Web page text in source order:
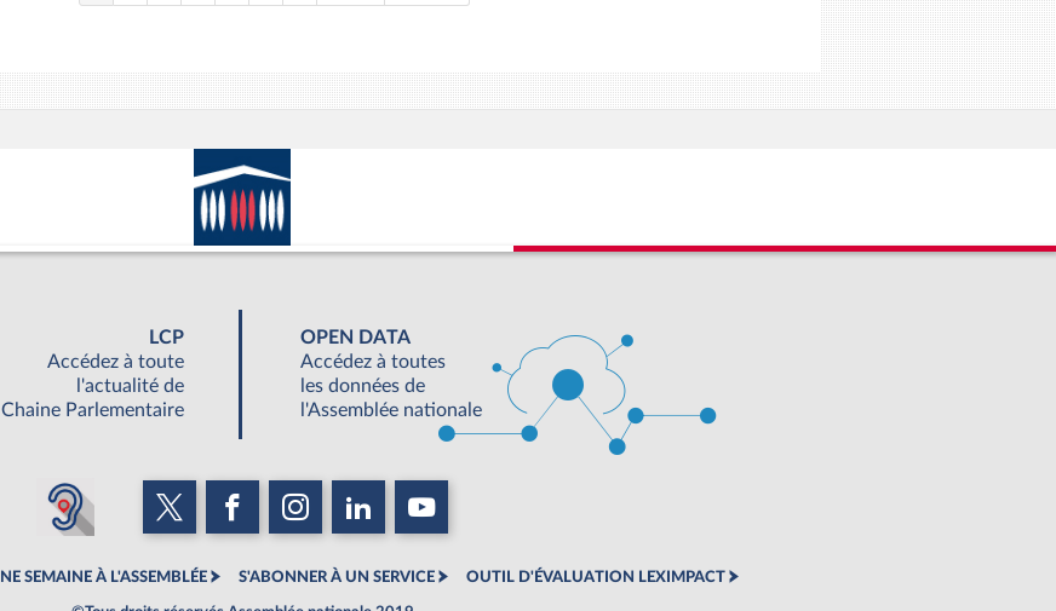
LCP
Accédez à toute
l'actualité de
Chaine Parlementaire
OPEN DATA
Accédez à toutes
les données de
l'Assemblée nationale
SEMAINE À L'ASSEMBLÉE S'ABONNER À UN SERVICE OUTIL D'ÉVALUATION LEXIMPACT